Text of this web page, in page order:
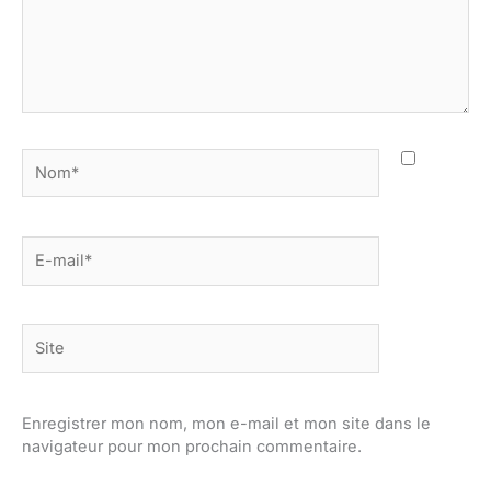
mail*
Enregistrer mon nom, mon e-mail et mon site dans le
navigateur pour mon prochain commentaire.